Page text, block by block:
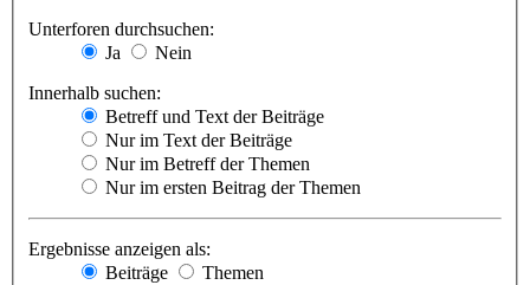
Unterforen durchsuchen:
Ja
Nein
Innerhalb suchen:
Betreff und Text der Beiträge
Nur im Text der Beiträge
Nur im Betreff der Themen
Nur im ersten Beitrag der Themen
Ergebnisse anzeigen als:
Beiträge
Themen